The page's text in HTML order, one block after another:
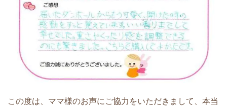
この度は、ママ様のお声にご協力をいただきまして、本当